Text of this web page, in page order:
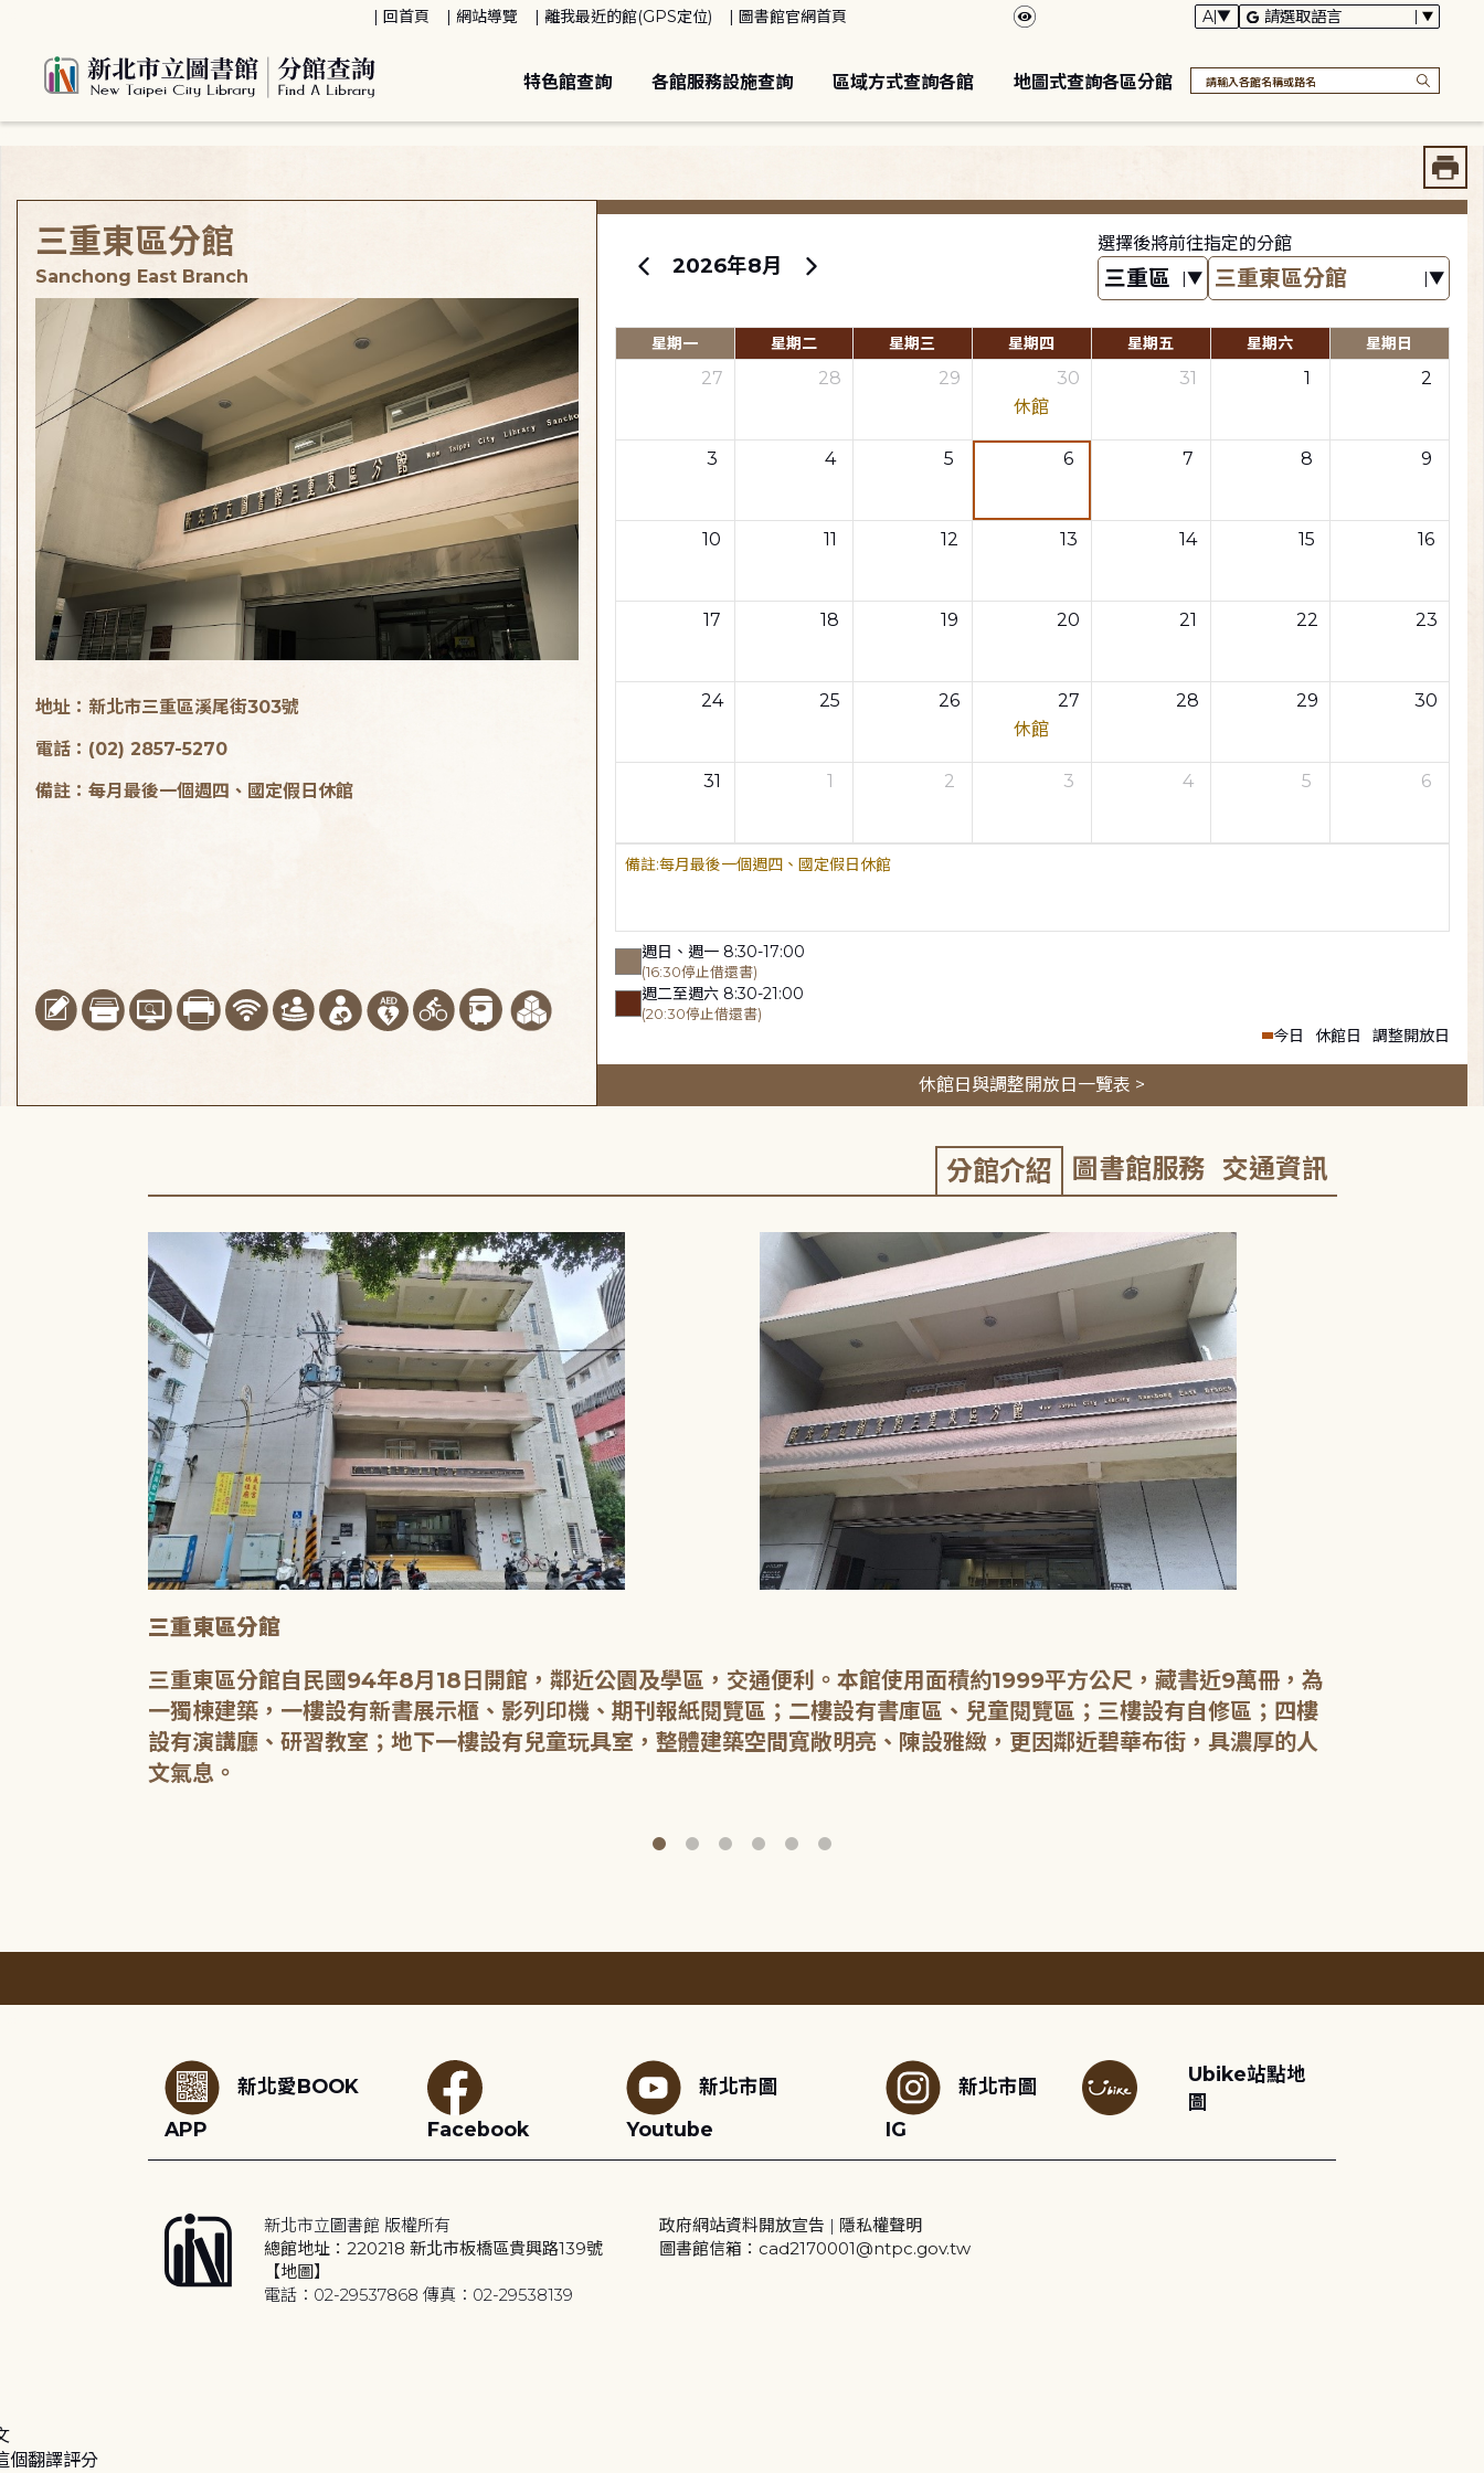
回首頁 網站導覽 離我最近的館(GPS定位) 圖書館官網首頁
特色館查詢 各館服務設施查詢 區域方式查詢各館 地圖式查詢各區分館
2026年8月
選擇後將前往指定的分館
星期一 星期二 星期三 星期四 星期五 星期六 星期日
27 28 29
30
休館
31 1 2
3 4 5 6 7 8 9
10 11 12 13 14 15 16
17 18 19 20 21 22 23
24 25 26
27
休館
28 29 30
31 1 2 3 4 5 6
每月最後一個週四、國定假日休館
週日、週一 8:30-17:00
(16:30停止借還書)
週二至週六 8:30-21:00
(20:30停止借還書)
今日 休館日 調整開放日
休館日與調整開放日一覽表 >
三重東區分館
Sanchong East Branch
地址：新北市三重區溪尾街303號
電話：(02) 2857-5270
備註：每月最後一個週四、國定假日休館
分館介紹 圖書館服務 交通資訊
三重東區分館
三重東區分館自民國94年8月18日開館，鄰近公園及學區，交通便利。本館使用面積約1999平方公尺，藏書近9萬冊，為
一獨棟建築，一樓設有新書展示櫃、影列印機、期刊報紙閱覽區；二樓設有書庫區、兒童閱覽區；三樓設有自修區；四樓
設有演講廳、研習教室；地下一樓設有兒童玩具室，整體建築空間寬敞明亮、陳設雅緻，更因鄰近碧華布街，具濃厚的人
文氣息。
新北愛BOOK
APP
Facebook
新北市圖
Youtube
新北市圖
IG
Ubike站點地
圖
新北市立圖書館 版權所有
總館地址：220218 新北市板橋區貴興路139號
【地圖】
電話：02-29537868 傳真：02-29538139
政府網站資料開放宣告 | 隱私權聲明
圖書館信箱：cad2170001@ntpc.gov.tw
個翻譯評分